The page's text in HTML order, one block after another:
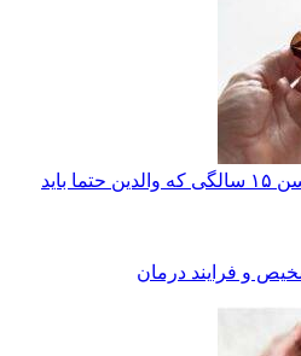
مراقبت های بعد از واکسن ۱۵ سالگی که والدین حتما باید
و فرایند درمان